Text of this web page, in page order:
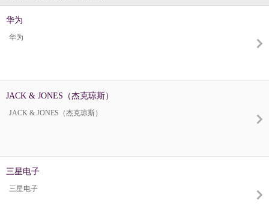
华为
华为
JACK & JONES（杰克琼斯）
JACK & JONES（杰克琼斯）
三星电子
三星电子